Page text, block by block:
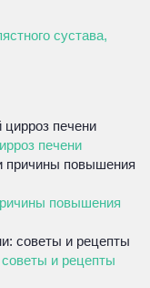
сустава,
печени
повышения
и рецепты